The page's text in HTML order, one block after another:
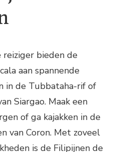
bieden de
aan spannende
in de Tubbataha-rif of
Siargao. Maak een
of ga kajakken in de
van Coron. Met zoveel
is de Filipijnen de